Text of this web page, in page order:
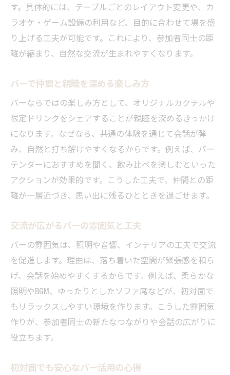
す。具体的には、テーブルごとのレイアウト変更や、カ
ラオケ・ゲーム設備の利用など、目的に合わせて場を盛
り上げる工夫が可能です。これにより、参加者同士の距
離が縮まり、自然な交流が生まれやすくなります。
バーで仲間と親睦を深める楽しみ方
バーならではの楽しみ方として、オリジナルカクテルや
限定ドリンクをシェアすることが親睦を深めるきっかけ
になります。なぜなら、共通の体験を通じて会話が弾
み、自然と打ち解けやすくなるからです。例えば、バー
テンダーにおすすめを聞く、飲み比べを楽しむといった
アクションが効果的です。こうした工夫で、仲間との距
離が一層近づき、思い出に残るひとときを過ごせます。
交流が広がるバーの雰囲気と工夫
バーの雰囲気は、照明や音響、インテリアの工夫で交流
を促進します。理由は、落ち着いた空間が緊張感を和ら
げ、会話を始めやすくするからです。例えば、柔らかな
照明やBGM、ゆったりとしたソファ席などが、初対面で
もリラックスしやすい環境を作ります。こうした雰囲気
作りが、参加者同士の新たなつながりや会話の広がりに
役立ちます。
初対面でも安心なバー活用の心得